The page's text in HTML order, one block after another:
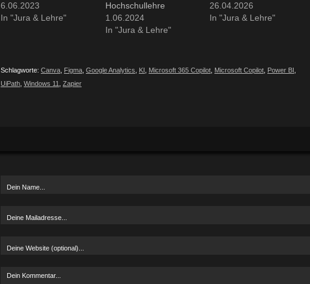
6.06.2023
In "Jura & Lehre"
Hochschullehre
1.06.2024
In "Jura & Lehre"
26.04.2026
In "Jura & Lehre"
Schlagworte: Canva Figma Google Analytics KI Microsoft 365 Copilot Microsoft Copilot Power BI
UiPath Windows 11 Zapier